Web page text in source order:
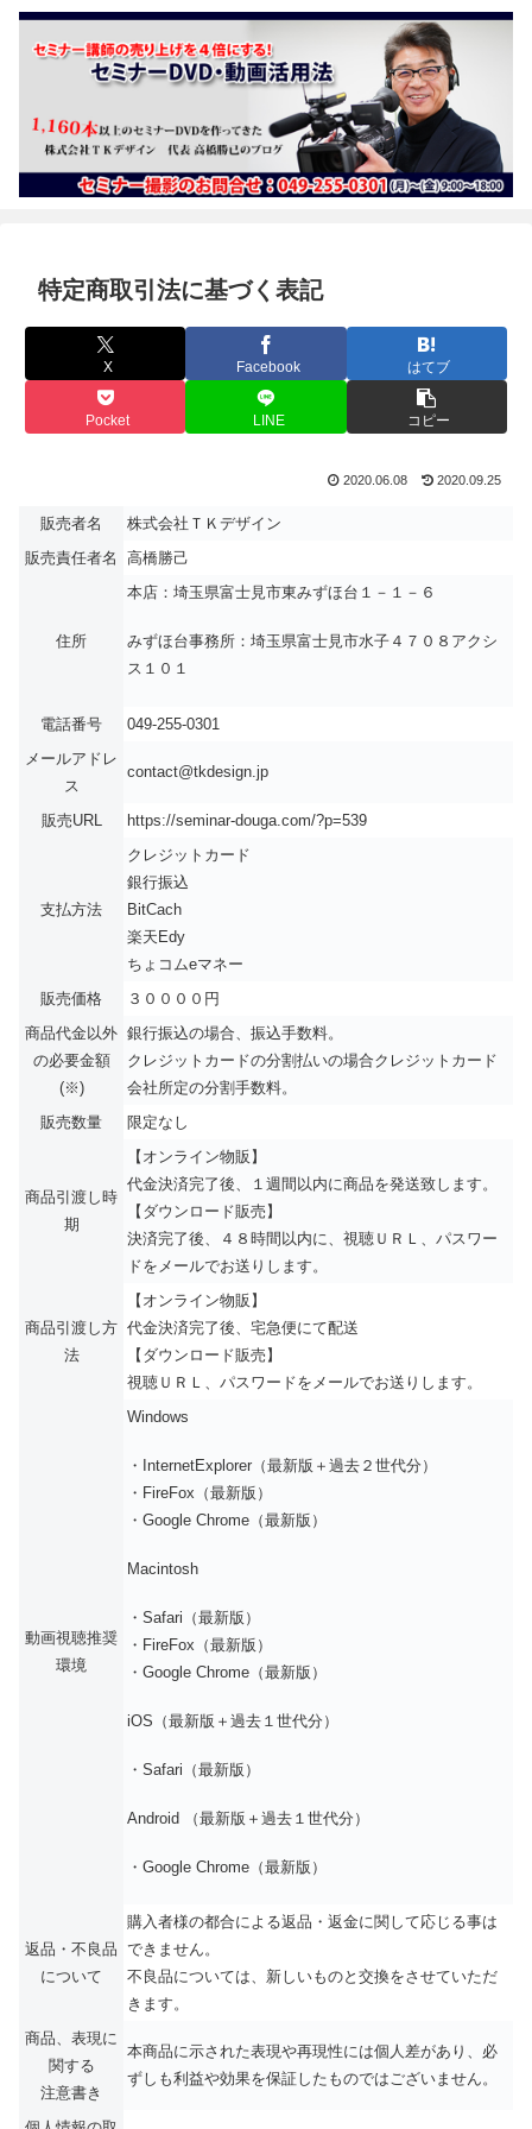
特定商取引法に基づく表記
X Facebook はてブ
Pocket LINE コピー
2020.06.08 2020.09.25
販売者名
株式会社ＴＫデザイン
販売責任者名
高橋勝己
住所
本店：埼玉県富士見市東みずほ台１－１－６
みずほ台事務所：埼玉県富士見市水子４７０８アクシ
ス１０１
電話番号
049-255-0301
メールアドレ
ス
contact@tkdesign.jp
販売URL https://seminar-douga.com/?p=539
支払方法
クレジットカード
銀行振込
BitCach
楽天Edy
ちょコムeマネー
販売価格
３００００円
商品代金以外
の必要金額
(※)
銀行振込の場合、振込手数料。
クレジットカードの分割払いの場合クレジットカード
会社所定の分割手数料。
販売数量
限定なし
商品引渡し時
期
【オンライン物販】
代金決済完了後、１週間以内に商品を発送致します。
【ダウンロード販売】
決済完了後、４８時間以内に、視聴ＵＲＬ、パスワー
ドをメールでお送りします。
商品引渡し方
法
【オンライン物販】
代金決済完了後、宅急便にて配送
【ダウンロード販売】
視聴ＵＲＬ、パスワードをメールでお送りします。
動画視聴推奨
環境
Windows
・InternetExplorer（最新版＋過去２世代分）
・FireFox（最新版）
・Google Chrome（最新版）
Macintosh
・Safari（最新版）
・FireFox（最新版）
・Google Chrome（最新版）
iOS（最新版＋過去１世代分）
・Safari（最新版）
Android （最新版＋過去１世代分）
・Google Chrome（最新版）
返品・不良品
について
購入者様の都合による返品・返金に関して応じる事は
できません。
不良品については、新しいものと交換をさせていただ
きます。
商品、表現に
関する
注意書き
本商品に示された表現や再現性には個人差があり、必
ずしも利益や効果を保証したものではございません。